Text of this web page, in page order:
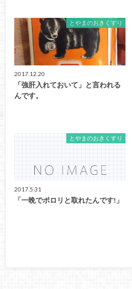
とやまのおきくすり
2017.12.20
「強肝入れておいて」と言われる
んです。
とやまのおきくすり
2017.5.31
「一晩でポロリと取れたんです!」